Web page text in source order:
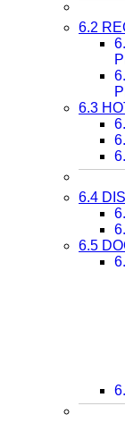
6.2
6.3
6.4
6.5